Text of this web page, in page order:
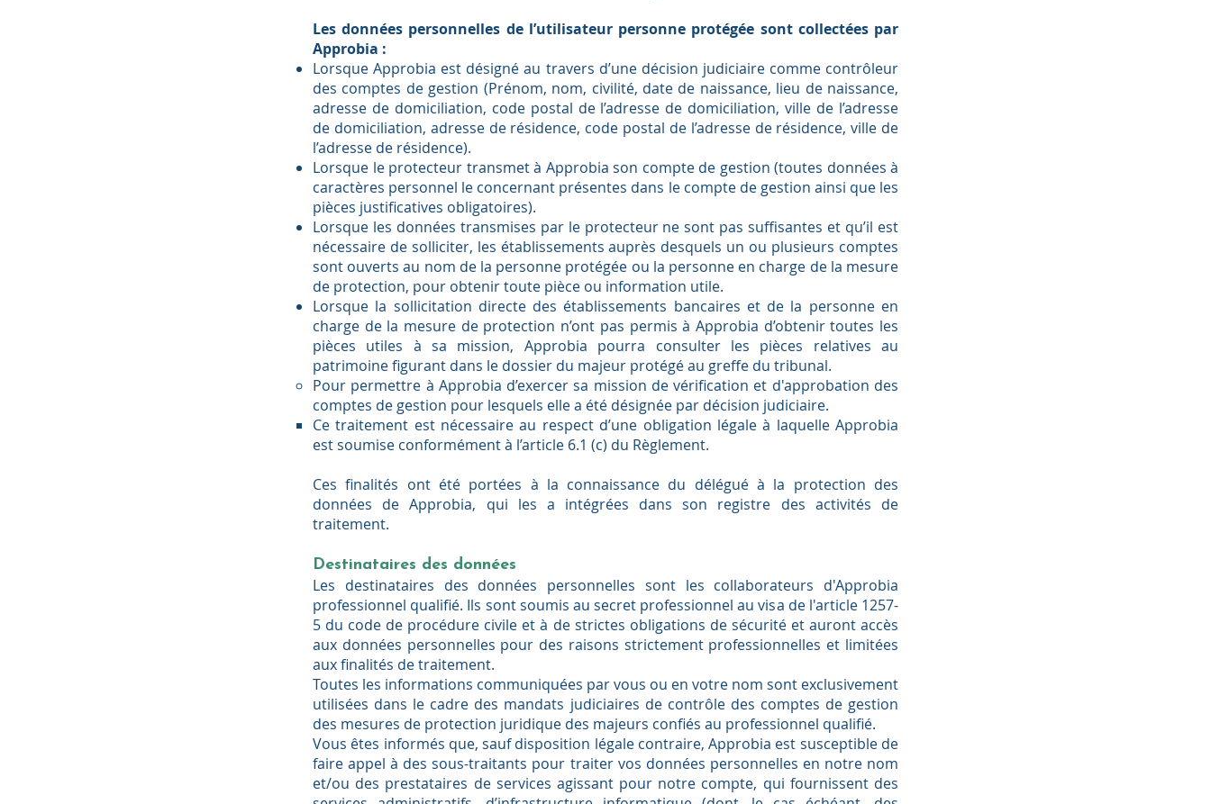
Les données personnelles de l’utilisateur personne protégée sont collectées par
Approbia :
Lorsque Approbia est désigné au travers d’une décision judiciaire comme contrôleur
des comptes de gestion (Prénom, nom, civilité, date de naissance, lieu de naissance,
adresse de domiciliation, code postal de l’adresse de domiciliation, ville de l’adresse
de domiciliation, adresse de résidence, code postal de l’adresse de résidence, ville de
l’adresse de résidence).
Lorsque le protecteur transmet à Approbia son compte de gestion (toutes données à
caractères personnel le concernant présentes dans le compte de gestion ainsi que les
pièces justificatives obligatoires).
Lorsque les données transmises par le protecteur ne sont pas suffisantes et qu’il est
nécessaire de solliciter, les établissements auprès desquels un ou plusieurs comptes
sont ouverts au nom de la personne protégée ou la personne en charge de la mesure
de protection, pour obtenir toute pièce ou information utile.
Lorsque la sollicitation directe des établissements bancaires et de la personne en
charge de la mesure de protection n’ont pas permis à Approbia d’obtenir toutes les
pièces utiles à sa mission, Approbia pourra consulter les pièces relatives au
patrimoine figurant dans le dossier du majeur protégé au greffe du tribunal.
Pour permettre à Approbia d’exercer sa mission de vérification et d'approbation des
comptes de gestion pour lesquels elle a été désignée par décision judiciaire.
Ce traitement est nécessaire au respect d’une obligation légale à laquelle Approbia
est soumise conformément à l’article 6.1 (c) du Règlement.
Ces finalités ont été portées à la connaissance du délégué à la protection des
données de Approbia, qui les a intégrées dans son registre des activités de
traitement.
Destinataires des données
​Les destinataires des données personnelles sont les collaborateurs d'Approbia
professionnel qualifié. Ils sont soumis au secret professionnel au visa de l'article 1257-
5 du code de procédure civile et à de strictes obligations de sécurité et auront accès
aux données personnelles pour des raisons strictement professionnelles et limitées
aux finalités de traitement.
Toutes les informations communiquées par vous ou en votre nom sont exclusivement
utilisées dans le cadre des mandats judiciaires de contrôle des comptes de gestion
des mesures de protection juridique des majeurs confiés au professionnel qualifié.
Vous êtes informés que, sauf disposition légale contraire, Approbia est susceptible de
faire appel à des sous-traitants pour traiter vos données personnelles en notre nom
et/ou des prestataires de services agissant pour notre compte, qui fournissent des